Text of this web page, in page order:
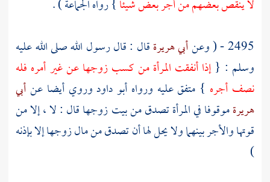
لا ينقص بعضهم من أجر بعض شيئا} رواه الجماعة ) .
2495 - ( وعن
أبي هريرةقال : قال رسول الله صلى الله عليه
وسلم : {إذا أنفقت المرأة من كسب زوجها عن غير أمره فله
نصف أجره } متفق عليه ورواه أبو داودوروي أيضا عنأبي
هريرةموقوفا في المرأة تصدق من بيت زوجها قال : لا ، إلا من
قوتها والأجر بينهما ولا يحل لها أن تصدق من مال زوجها إلا بإذنه
)